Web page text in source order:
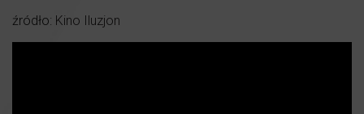
źródło: Kino Iluzjon